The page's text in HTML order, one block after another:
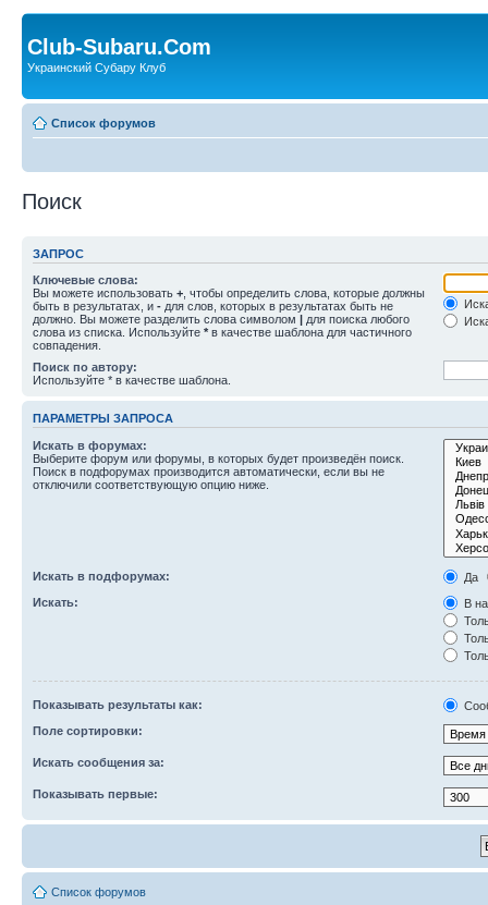
Club-Subaru.Com
Украинский Субару Клуб
Список форумов
Поиск
ЗАПРОС
Ключевые слова:
Вы можете использовать + , чтобы определить слова, которые должны
быть в результатах, и - для слов, которых в результатах быть не
должно. Вы можете разделить слова символом | для поиска любого
слова из списка. Используйте * в качестве шаблона для частичного
совпадения.
Поиск по автору:
Используйте * в качестве шаблона.
ПАРАМЕТРЫ ЗАПРОСА
Искать в форумах:
Выберите форум или форумы, в которых будет произведён поиск.
Поиск в подфорумах производится автоматически, если вы не
отключили соответствующую опцию ниже.
Искать в подфорумах:
Да
Искать:
В
Показывать результаты как:
Поле сортировки:
Искать сообщения за:
Показывать первые:
Список форумов